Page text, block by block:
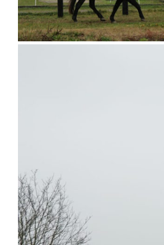
PSIHOLOŠKA POMOĆ
PREVLADAVANJU STRESA
POTRESOM
NAŠI LJUBIMCI
SLUŽBENI DOKUMENTI
O NAMA